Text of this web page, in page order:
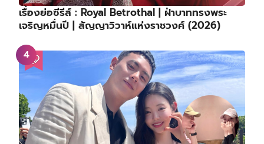
เรื่องย่อซีรีส์ : Royal Betrothal | ฝ่าบาททรงพระ
เจริญหมื่นปี | สัญญาวิวาห์แห่งราชวงศ์ (2026)